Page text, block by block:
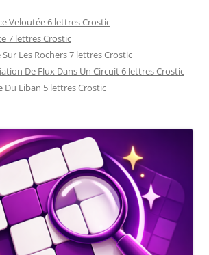
Veloutée 6 lettres Crostic
7 lettres Crostic
Sur Les Rochers 7 lettres Crostic
De Flux Dans Un Circuit 6 lettres Crostic
Du Liban 5 lettres Crostic